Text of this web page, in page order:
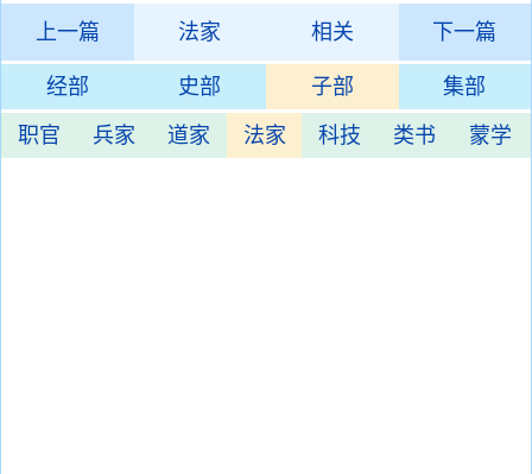
上一篇
法家 相关 下一篇
经部 史部 子部 集部
职官 兵家 道家 法家 科技 类书 蒙学